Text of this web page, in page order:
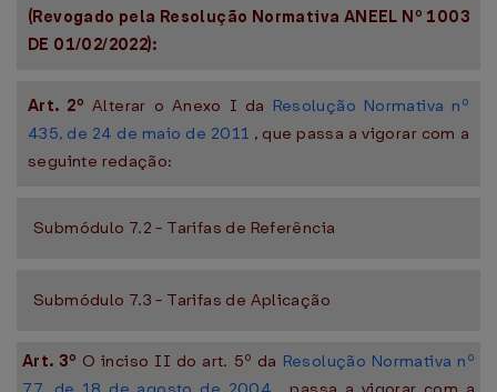
(Revogado pela Resolução Normativa ANEEL Nº 1003
DE 01/02/2022):
Art. 2ºAlterar o Anexo I da Resolução Normativa nº
435, de 24 de maio de 2011 , que passa a vigorar com a
seguinte redação:
Submódulo 7.2 - Tarifas de Referência
Submódulo 7.3 - Tarifas de Aplicação
Art. 3º O inciso II do art. 5º da Resolução Normativa nº